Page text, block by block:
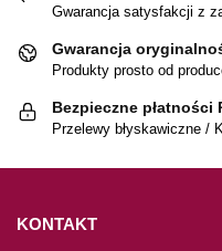
Gwarancja satysfakcji z
Gwarancja
Produkty prosto od
Bezpieczne płatności
Przelewy błyskawiczne /
KONTAKT